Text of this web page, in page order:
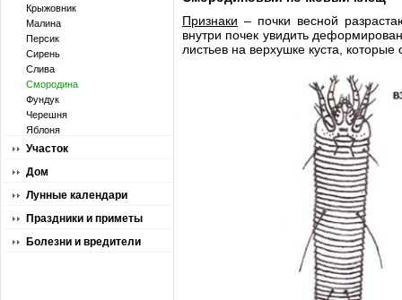
Крыжовник
Малина
Персик
Сирень
Слива
Смородина
Фундук
Черешня
Яблоня
Участок
Дом
Лунные календари
Праздники и приметы
Болезни и вредители
Признаки – почки весной
внутри почек увидить
листьев на верхушке куста,